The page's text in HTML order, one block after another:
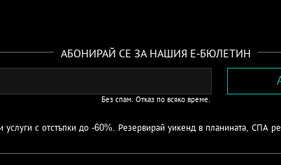
АБОНИРАЙ СЕ ЗА НАШИЯ Е-БЮЛЕТИН
Без спам. Отказ по всяко време.
с отстъпки до -60%. Резервирай уикенд в планината, СПА